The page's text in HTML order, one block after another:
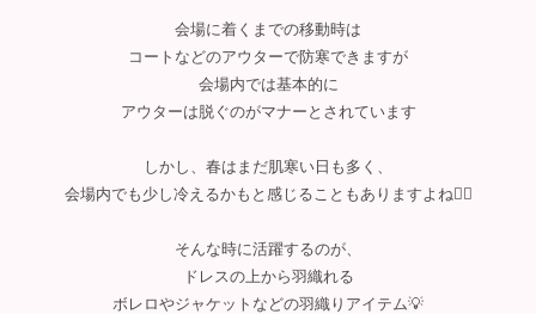
会場に着くまでの移動時は
コートなどのアウターで防寒できますが
会場内では基本的に
アウターは脱ぐのがマナーとされています
しかし、春はまだ肌寒い日も多く、
会場内でも少し冷えるかもと感じることもありますよね🙂‍↕️
そんな時に活躍するのが、
ドレスの上から羽織れる
ボレロやジャケットなどの羽織りアイテム💡